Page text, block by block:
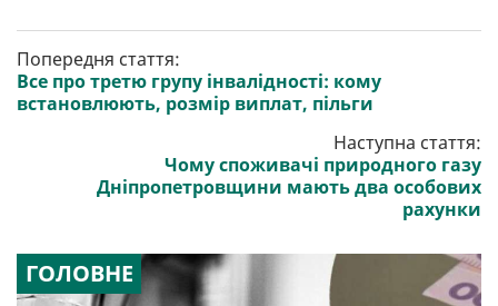
Попередня стаття:
Все про третю групу інвалідності: кому
встановлюють, розмір виплат, пільги
Наступна стаття:
Чому споживачі природного газу
Дніпропетровщини мають два особових
рахунки
ГОЛОВНЕ